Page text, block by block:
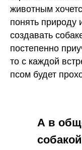
животным
понять природу
создавать
постепенно
то с каждой
псом будет
А в